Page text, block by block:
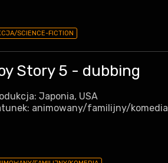
SCIENCE-FICTION
Story 5 - dubbing
Japonia, USA
animowany/familijny/komedia